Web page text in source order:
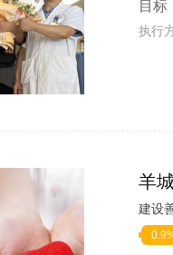
目标
执行
羊
建设